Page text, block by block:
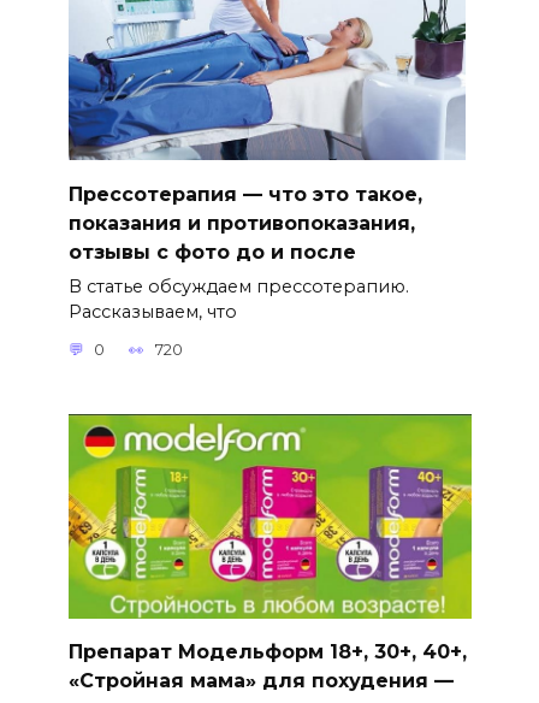
Прессотерапия — что это такое,
показания и противопоказания,
отзывы с фото до и после
В статье обсуждаем прессотерапию.
Рассказываем, что
0 720
Препарат Модельформ 18+, 30+, 40+,
«Стройная мама» для похудения —